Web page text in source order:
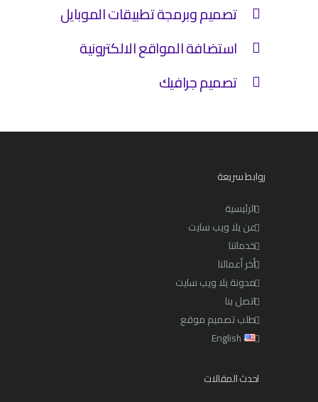
تصميم وبرمجة تطبيقات الموبايل
استضافة المواقع الالكترونية
تصميم جرافيك
روابط سريعة
الرئيسية
عن يلا ويب سايت
خدماتنا
أخر أعمالنا
مدونة يلا ويب سايت
اتصل بنا
طلب تصميم موقع
English
احدث المقالات